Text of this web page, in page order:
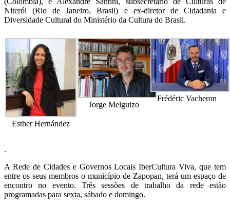
Niterói (Rio de Janeiro, Brasil) e ex-diretor de Cidadania e
Diversidade Cultural do Ministério da Cultura do Brasil.
Esther Hernández
Jorge Melguizo
Frédéric Vacheron
.
A Rede de Cidades e Governos Locais IberCultura Viva, que tem
entre os seus membros o município de Zapopan, terá um espaço de
encontro no evento. Três sessões de trabalho da rede estão
programadas para sexta, sábado e domingo.